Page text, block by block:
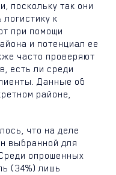
поскольку так они
логистику к
при помощи
и потенциал ее
часто проверяют
есть ли среди
Данные об
районе,
что на деле
выбранной для
опрошенных
(34%) лишь